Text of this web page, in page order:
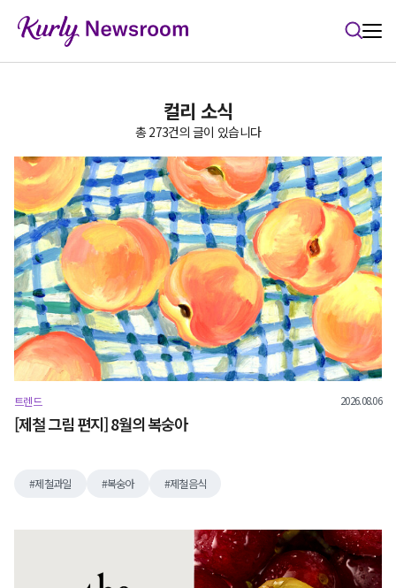
컬리 소식
총 273건의 글이 있습니다
트렌드 2026.08.06
[제철 그림 편지] 8월의 복숭아
제철과일 복숭아 제철음식